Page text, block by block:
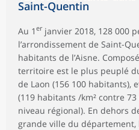
Saint-Quentin
Au 1 erjanvier 2018, 128 000
l’arrondissement de Saint-
habitants de l’Aisne.
territoire est le plus peuplé
de Laon (156 100 habitants),
(119 habitants /km² contre 73
niveau régional). En dehors
grande ville du département,